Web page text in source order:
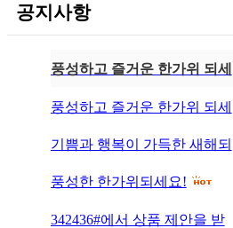
공지사항
풍성하고 즐거운 한가위 되세
풍성하고 즐거운 한가위 되세
기쁨과 행복이 가득한 새해되
풍성한 한가위되세요!
342436#에서 상품 제안을 받